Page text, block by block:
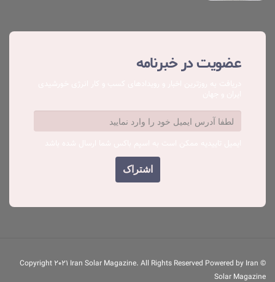
عضویت در خبرنامه
© Copyright 2021 Iran Solar Magazine. All Rights Reserved Powered by Iran
Solar Magazine